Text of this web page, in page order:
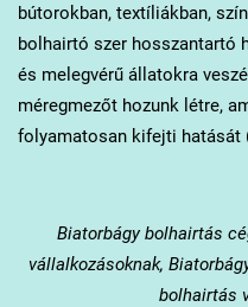
bútorokban, textíliákban,
bolhairtó szer hosszantartó
és melegvérű állatokra
méregmezőt hozunk létre,
folyamatosan kifejti hatását
Biatorbágybolhairtás
vállalkozásoknak,
bolhairtás